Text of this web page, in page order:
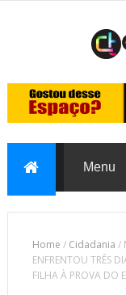
Home / Cidadania /
ENFRENTOU TRÊS
FILHA À PROVA DO